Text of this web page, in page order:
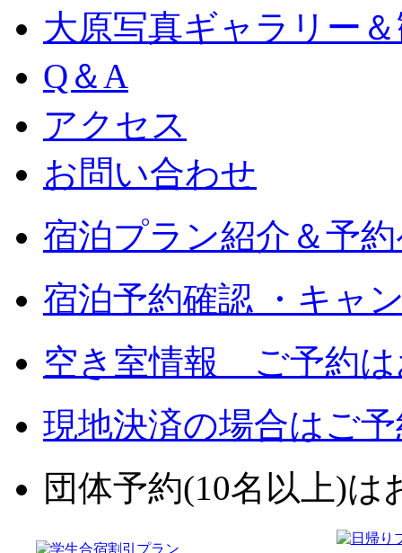
大原写真ギャラリー
Q＆A
アクセス
お問い合わせ
宿泊プラン紹介＆予
宿泊予約確認 ・キャ
空き室情報 ご予約は
現地決済の場合はご
団体予約(10名以上)は